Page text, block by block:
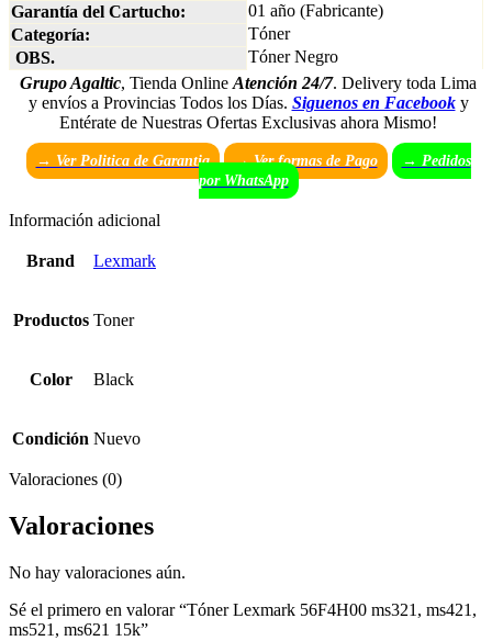
Garantía del Cartucho:
01 año (Fabricante)
Categoría:
Tóner
OBS.
Tóner Negro
Grupo Agaltic, Tienda Online Atención 24/7. Delivery toda Lima
y envíos a Provincias Todos los Días. Siguenos en Facebooky
Entérate de Nuestras Ofertas Exclusivas ahora Mismo!
→ Ver Politica de Garantia → Ver formas de Pago
→ Pedidos
por WhatsApp
Información adicional
Brand Lexmark
Productos Toner
Color Black
Condición Nuevo
Valoraciones (0)
Valoraciones
No hay valoraciones aún.
Sé el primero en valorar “Tóner Lexmark 56F4H00 ms321, ms421,
ms521, ms621 15k”